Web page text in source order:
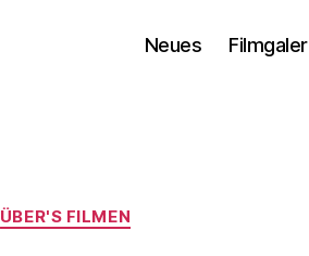
Neues
Kategorien
ÜBER'S FILMEN